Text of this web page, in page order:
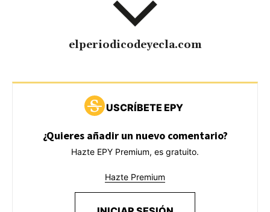
elperiodicodeyecla.com
USCRÍBETE EPY
¿Quieres añadir un nuevo comentario?
Hazte EPY Premium, es gratuito.
Hazte Premium